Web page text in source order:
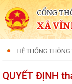
CỔNG
XÃ
HỆ THỐNG THÔNG
QUYẾT ĐỊNH